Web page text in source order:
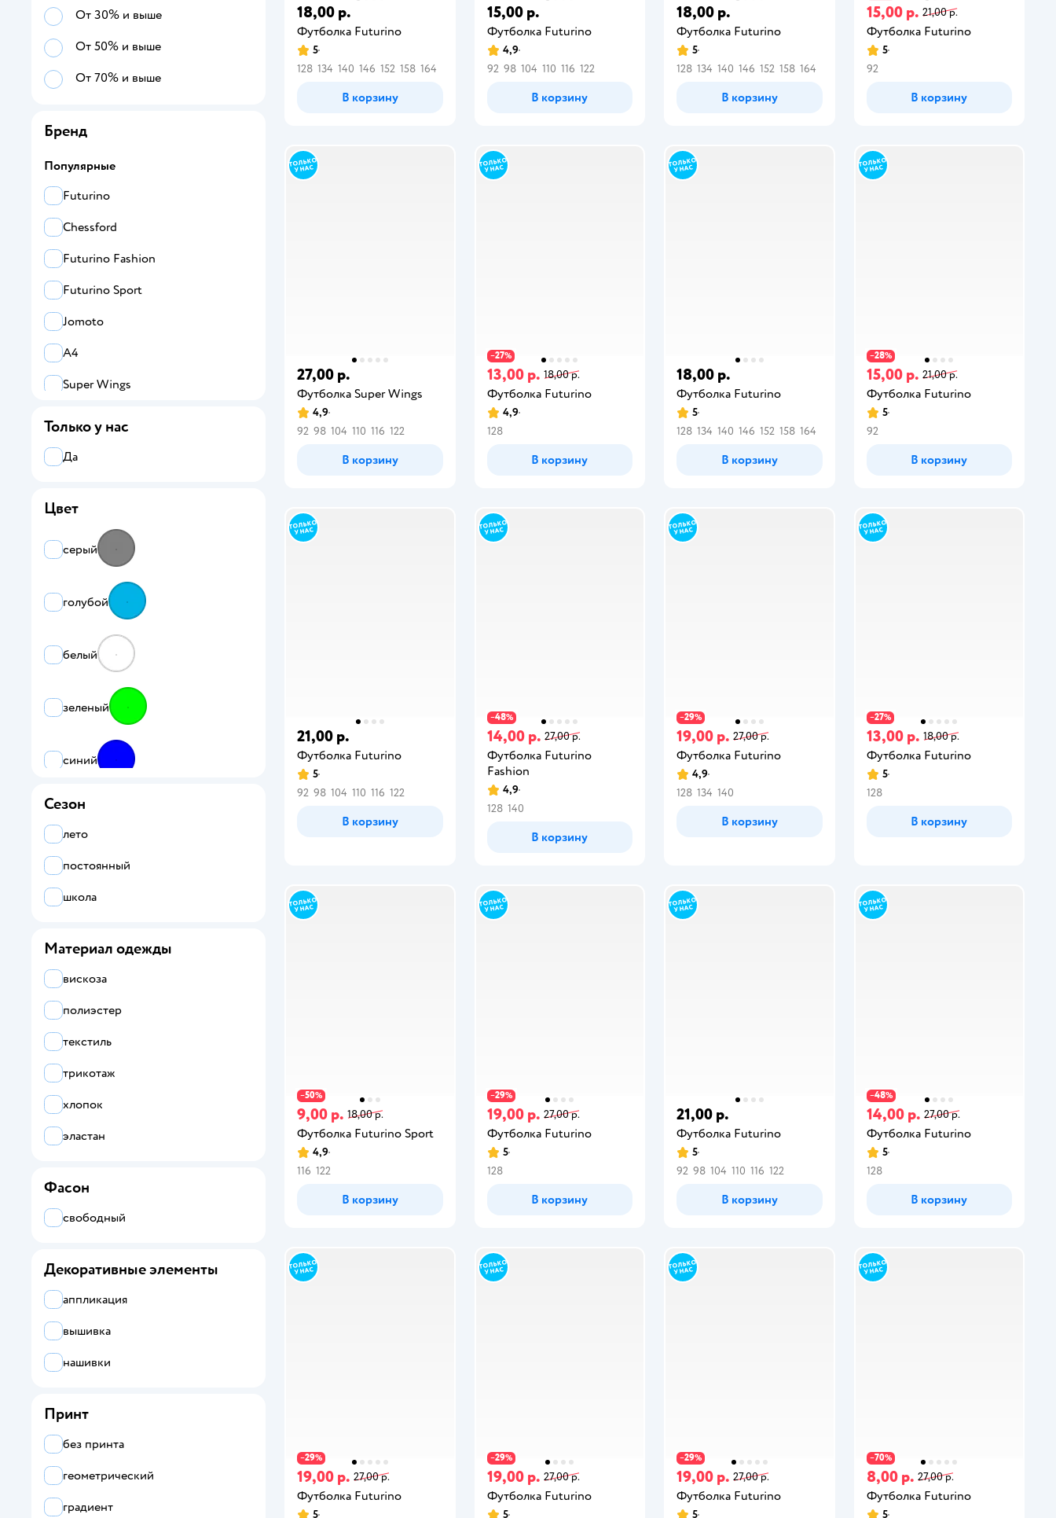
18,00 р.
Футболка Futurino
5
128 134 140 146 152 158 164
В корзину
15,00 р.
Футболка Futurino
4,9
92 98 104 110 116 122
В корзину
18,00 р.
Футболка Futurino
5
128 134 140 146 152 158 164
В корзину
15,00 р. 21,00 р.
Футболка Futurino
5
92
В корзину
27,00 р.
Футболка Super Wings
4,9
92 98 104 110 116 122
В корзину
−27%
13,00 р. 18,00 р.
Футболка Futurino
4,9
128
В корзину
18,00 р.
Футболка Futurino
5
128 134 140 146 152 158 164
В корзину
−28%
15,00 р. 21,00 р.
Футболка Futurino
5
92
В корзину
21,00 р.
Футболка Futurino
5
92 98 104 110 116 122
В корзину
−48%
14,00 р. 27,00 р.
Футболка Futurino
Fashion
4,9
128 140
В корзину
−29%
19,00 р. 27,00 р.
Футболка Futurino
4,9
128 134 140
В корзину
−27%
13,00 р. 18,00 р.
Футболка Futurino
5
128
В корзину
−50%
9,00 р. 18,00 р.
Футболка Futurino Sport
4,9
116 122
В корзину
−29%
19,00 р. 27,00 р.
Футболка Futurino
5
128
В корзину
21,00 р.
Футболка Futurino
5
92 98 104 110 116 122
В корзину
−48%
14,00 р. 27,00 р.
Футболка Futurino
5
128
В корзину
−29%
19,00 р. 27,00 р.
Футболка Futurino
5
−29%
19,00 р. 27,00 р.
Футболка Futurino
5
−29%
19,00 р. 27,00 р.
Футболка Futurino
5
−70%
8,00 р. 27,00 р.
Футболка Futurino
5
От 30% и выше
От 50% и выше
От 70% и выше
Бренд
Популярные
Futurino
Chessford
Futurino Fashion
Futurino Sport
Jomoto
А4
Super Wings
Booba
Chessford
Futurino Fashion
Futurino Sport
Jomoto
Super Wings
Смешарики
Только у нас
Да
Цвет
серый
голубой
белый
зеленый
синий
красный
черный
бежевый
Сезон
лето
постоянный
школа
Материал одежды
вискоза
полиэстер
текстиль
трикотаж
хлопок
эластан
Фасон
свободный
Декоративные элементы
аппликация
вышивка
нашивки
Принт
без принта
геометрический
градиент